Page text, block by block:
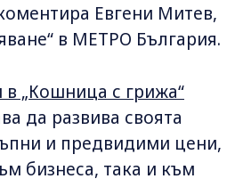
Евгени Митев,
в МЕТРО България.
„Кошница с грижа“
да развива своята
и предвидими цени,
бизнеса, така и към